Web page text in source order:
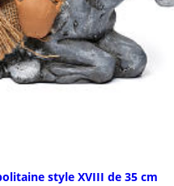
style XVIII de 35 cm